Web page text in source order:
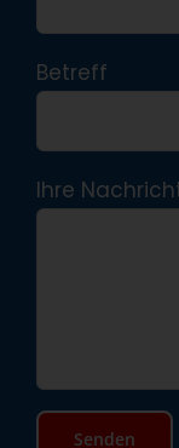
Betreff
Ihre